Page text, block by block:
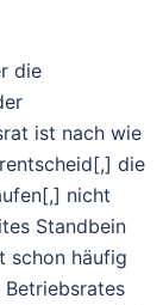
die
ist nach wie
die
nicht
Standbein
schon häufig